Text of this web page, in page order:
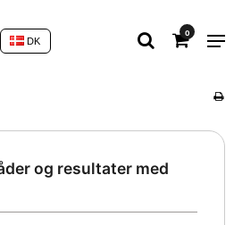
0
DK
og resultater med